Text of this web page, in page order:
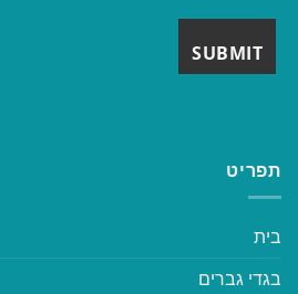
תפריט
בית
בגדי גברים